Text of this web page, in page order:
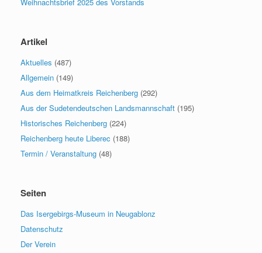
Artikel
Aktuelles (487)
Allgemein (149)
Aus dem Heimatkreis Reichenberg (292)
Aus der Sudetendeutschen Landsmannschaft (195)
Historisches Reichenberg (224)
Reichenberg heute Liberec (188)
Termin / Veranstaltung (48)
Seiten
Das Isergebirgs-Museum in Neugablonz
Datenschutz
Der Verein